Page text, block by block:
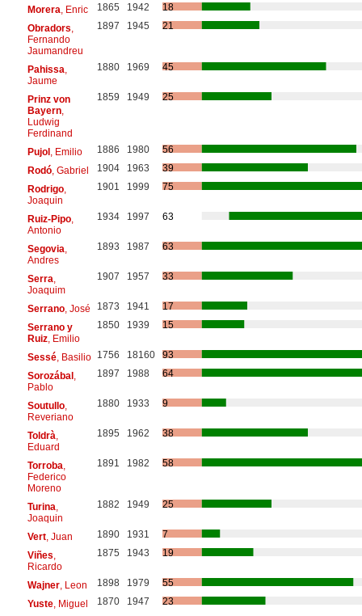
Morera , Enric 1865 1942
18
Obradors
Fernando
Jaumandreu
1897 1945 21
Pahissa
Jaume
1880 1969 45
Prinz von
Bayern,
Ludwig
Ferdinand
1859 1949 25
Pujol, Emilio 1886 1980
56
Rodó, Gabriel 1904 1963
39
Rodrigo,
Joaquin
1901 1999 75
Ruiz-Pipo,
Antonio
1934 1997 63
Segovia
Andres
1893 1987 63
Serra
Joaquim
1907 1957 33
Serrano, José 1873 1941
17
Serrano y
Ruiz, Emilio
1850 1939 15
Sessé, Basilio 1756 18160
93
Sorozábal,
Pablo
1897 1988 64
Soutullo,
Reveriano
1880 1933 9
Toldrà
Eduard
1895 1962 38
Torroba
Federico
Moreno
1891 1982 58
Turina
Joaquin
1882 1949 25
Vert, Juan 1890 1931
7
Viñes
Ricardo
1875 1943 19
Wajner, Leon 1898 1979
55
Yuste, Miguel 1870 1947 23